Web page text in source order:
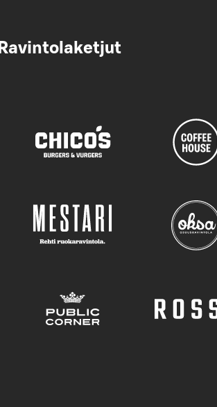
Ravintolaketjut